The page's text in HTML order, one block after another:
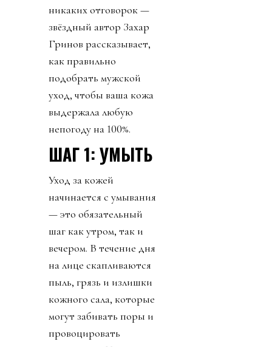
никаких отговорок —
звёздный автор Захар
Гринов рассказывает,
как правильно
подобрать мужской
уход, чтобы ваша кожа
выдержала любую
непогоду на 100%.
ШАГ 1: УМЫТЬ
Уход за кожей
начинается с умывания
— это обязательный
шаг как утром, так и
вечером. В течение дня
на лице скапливаются
пыль, грязь и излишки
кожного сала, которые
могут забивать поры и
провоцировать